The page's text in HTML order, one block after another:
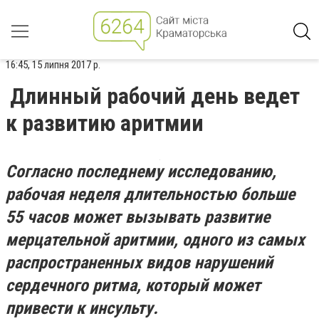
16:45, 15 липня 2017 р.
Длинный рабочий день ведет
к развитию аритмии
Согласно последнему исследованию,
рабочая неделя длительностью больше
55 часов может вызывать развитие
мерцательной аритмии, одного из самых
распространенных видов нарушений
сердечного ритма, который может
привести к инсульту.